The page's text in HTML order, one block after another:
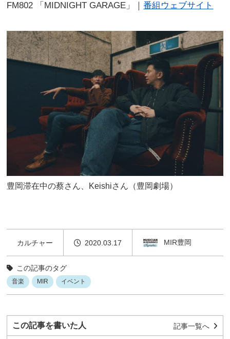
FM802 「MIDNIGHT GARAGE」｜番組ウェブサイト
豊岡滞在中の蔡さん、Keishiさん（豊岡劇場）
カルチャー 2020.03.17 MIR豊岡
この記事のタグ
音楽 MIR イベント
この記事を書いた人 記事一覧へ